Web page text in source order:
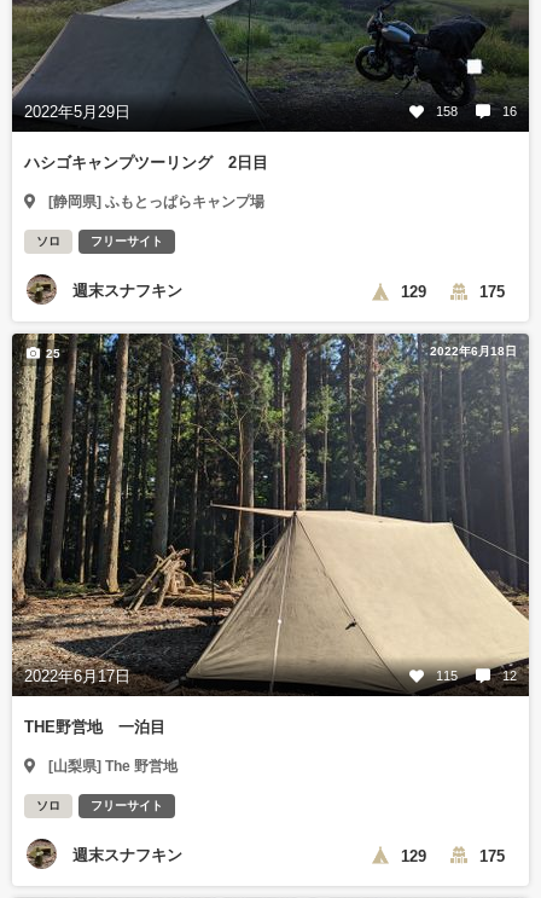
2022年5月29日 158 16
ハシゴキャンプツーリング 2日目
[静岡県] ふもとっぱらキャンプ場
ソロ フリーサイト
週末スナフキン 129 175
2022年6月18日
2022年6月17日 115 12
25
THE野営地 一泊目
[山梨県] The 野営地
ソロ フリーサイト
週末スナフキン 129 175